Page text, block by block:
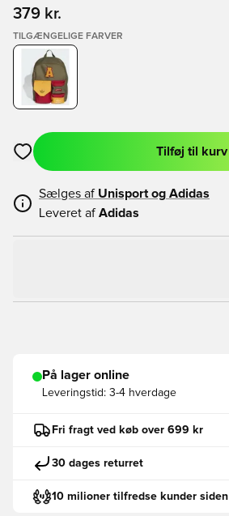
379 kr.
TILGÆNGELIGE FARVER
Åbner en Modal til at logge ind eller
Tilføj til kurv
Sælges af Unisport og Adidas
Leveret af Adidas
På lager online
Leveringstid: 3-4 hverdage
Fri fragt ved køb over 699 kr
30 dages returret
10 milioner tilfredse kunder